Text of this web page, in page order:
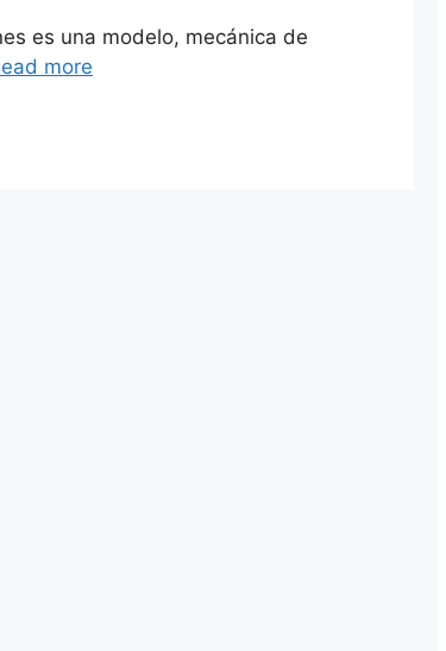
es una modelo, mecánica de
more